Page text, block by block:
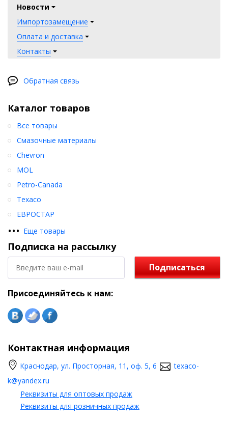
Новости
Импортозамещение
Оплата и доставка
Контакты
Обратная связь
Каталог товаров
••• Еще товары
Все товары
Смазочные материалы
Chevron
MOL
Petro-Canada
Texaco
ЕВРОСТАР
Подписка на рассылку
Подписаться
Присоединяйтесь к нам:
Контактная информация
Краснодар, ул. Просторная, 11, оф. 5, 6
texaco-
k@yandex.ru
Реквизиты для оптовых продаж
Реквизиты для розничных продаж